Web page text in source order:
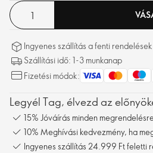
Ingyenes szállítás a fenti
Szállítási idő: 1-3 munkanap
Fizetési módok:
Legyél Tag, élvezd az
15% Jóváírás minden
10% Meghívási kedvezmény, ha
Ingyenes szállítás 24.999 Ft feletti